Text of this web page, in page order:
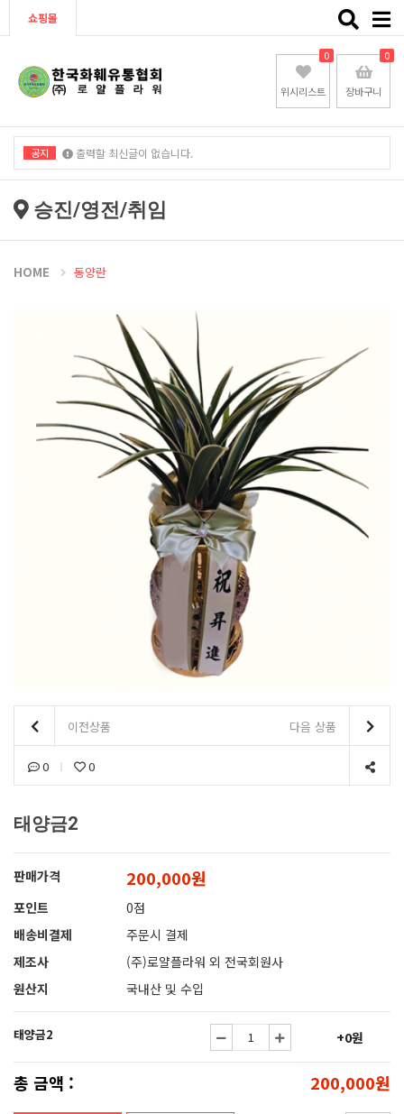
쇼핑몰
Toggle
위시리스트
0
장바구니
0
공지 출력할 최신글이 없습니다.
출력할 최신글이 없습니다.
승진/영전/취임
HOME 동양란
이전상품 다음 상품
0 0
태양금2
판매가격 200,000원
포인트
0점
배송비결제
주문시 결제
제조사
(주)로얄플라워 외 전국회원사
원산지
국내산 및 수입
태양금2 +0원
총 금액 : 200,000원